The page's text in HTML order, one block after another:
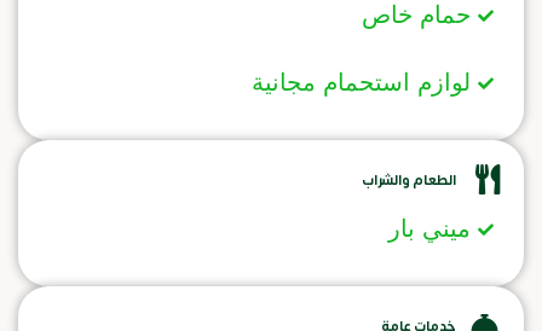
حمام خاص
لوازم استحمام مجانية
الطعام والشراب
ميني بار